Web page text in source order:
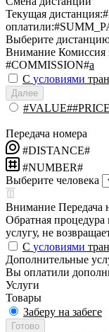
Текущая дистанция:
оплатили:
Выберите
Внимание Комиссия
#COMMISSION#a
С условиями
Далее
Передача номера
#DISTANCE#
#NUMBER#
Выберите человека
Внимание Передача
Обратная процедура
услугу, не
С условиями
Дополнительные
Вы оплатили
Услуги
Товары
Заберу на забеге
Готово